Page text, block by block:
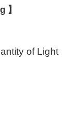
of Light